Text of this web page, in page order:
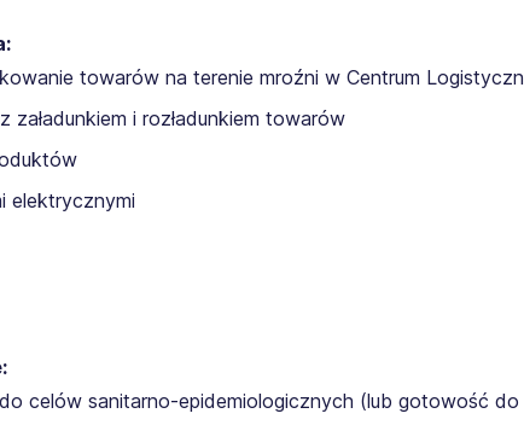
towarów na terenie mroźni w Centrum
załadunkiem i rozładunkiem towarów
elektrycznymi
celów sanitarno-epidemiologicznych (lub gotowość do